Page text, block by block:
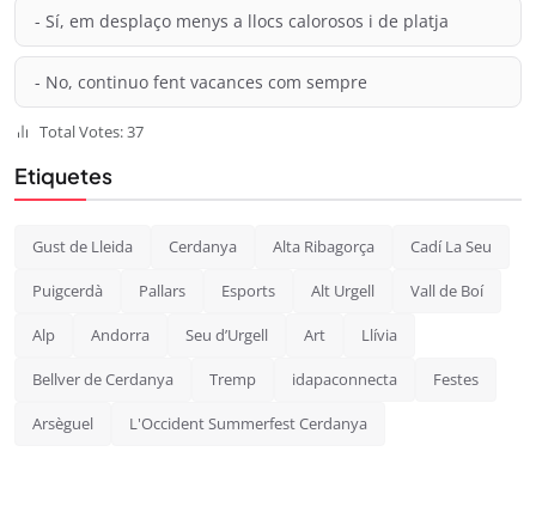
- Sí, em desplaço menys a llocs calorosos i de platja
- No, continuo fent vacances com sempre
Total Votes: 37
Etiquetes
Gust de Lleida Cerdanya Alta Ribagorça Cadí La Seu
Puigcerdà Pallars Esports Alt Urgell Vall de Boí
Alp Andorra Seu d’Urgell Art Llívia
Bellver de Cerdanya Tremp idapaconnecta Festes
Arsèguel L'Occident Summerfest Cerdanya